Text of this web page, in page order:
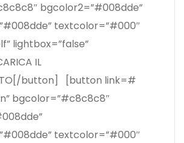
bgcolor2=”#008dde”
textcolor=”#000″
lightbox=”false”
IL
button] [button link=#
bgcolor=”#c8c8c8″
textcolor=”#000″